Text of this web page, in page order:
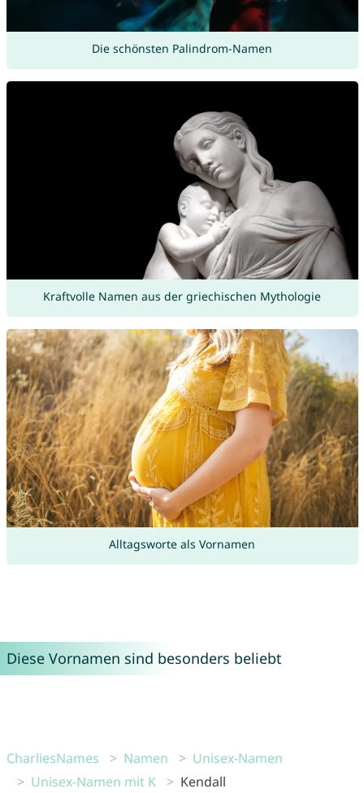
Die schönsten Palindrom-Namen
Kraftvolle Namen aus der griechischen Mythologie
Alltagsworte als Vornamen
Diese Vornamen sind besonders beliebt
CharliesNames Namen
Unisex-Namen
Unisex-Namen mit K
Kendall